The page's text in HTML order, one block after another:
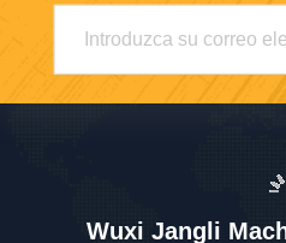
Wuxi Jangli